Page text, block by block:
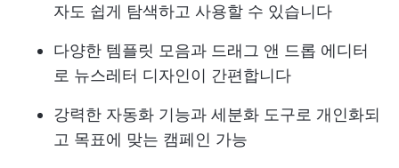
자도 쉽게 탐색하고 사용할 수 있습니다
다양한 템플릿 모음과 드래그 앤 드롭 에디터
로 뉴스레터 디자인이 간편합니다
강력한 자동화 기능과 세분화 도구로 개인화되
고 목표에 맞는 캠페인 가능